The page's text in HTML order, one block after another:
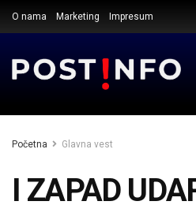
O nama Marketing Impresum
Početna Glavna vest
I ZAPAD